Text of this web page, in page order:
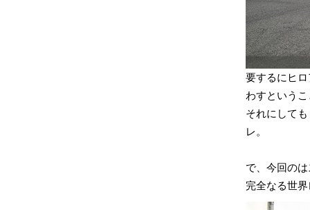
要するにヒ
わすという
それにして
レ。
で、今回の
完全なる世